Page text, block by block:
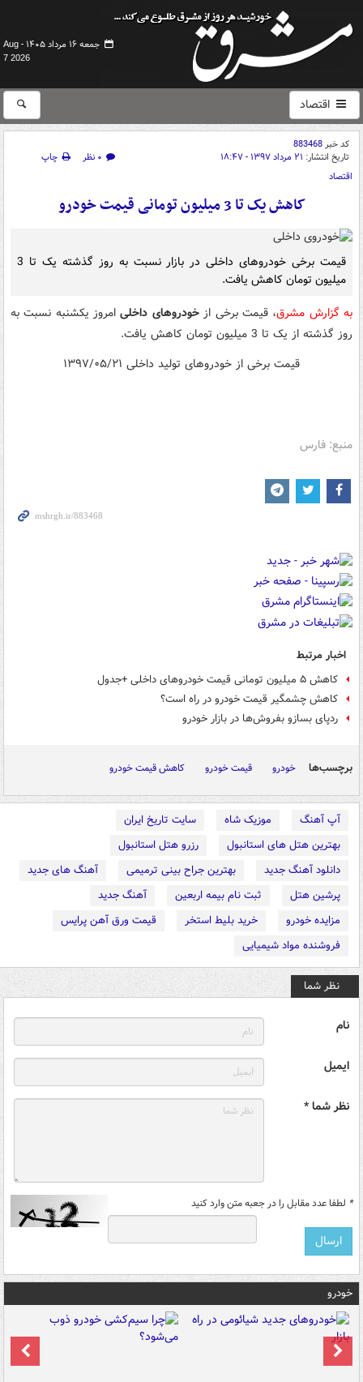
جمعه ۱۶ مرداد ۱۴۰۵ -
Aug
7 2026
اقتصاد
کد خبر883468
تاریخ انتشار: ۲۱ مرداد ۱۳۹۷ - ۱۸:۴۷ ۰ نظر
چاپ
اقتصاد
کاهش یک تا 3 میلیون تومانی قیمت خودرو
قیمت برخی خودروهای داخلی در بازار نسبت به روز گذشته یک تا 3
میلیون تومان کاهش یافت.
به گزارش مشرق، قیمت برخی ازخودروهای داخلیامروز یکشنبه نسبت به
روز گذشته از یک تا 3 میلیون تومان کاهش یافت.
قیمت برخی از خودروهای تولید داخلی ۱۳۹۷/۰۵/۲۱
منبع: فارس
اخبار مرتبط
کاهش ۵ میلیون تومانی قیمت خودروهای داخلی +جدول
کاهش چشمگیر قیمت خودرو در راه است؟
ردپای بسازو بفروش‌ها در بازار خودرو
برچسب‌ها خودرو قیمت خودرو کاهش قیمت خودرو
آپ آهنگ موزیک شاه
سایت تاریخ ایران
بهترین هتل های استانبول
رزرو هتل استانبول
دانلود آهنگ جدید
بهترین جراح بینی ترمیمی
آهنگ های جدید
پرشین هتل
ثبت نام بیمه اربعین
آهنگ جدید
مزایده خودرو
خرید بلیط استخر
قیمت ورق آهن پرایس
فروشنده مواد شیمیایی
نظر شما
نام
ایمیل
نظر شما *
* لطفا عدد مقابل را در جعبه متن وارد کنید
خودرو